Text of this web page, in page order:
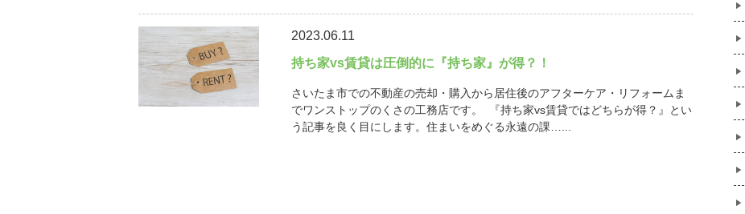
2023.06.11
持ち家vs賃貸は圧倒的に『持ち家』が得？！
さいたま市での不動産の売却・購入から居住後のアフターケア・リフォームま
でワンストップのくさの工務店です。 『持ち家vs賃貸ではどちらが得？』とい
う記事を良く目にします。住まいをめぐる永遠の課…...